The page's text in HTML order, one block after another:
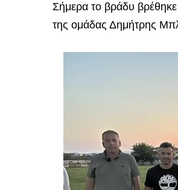
Σήμερα το βράδυ
της ομάδας Δημήτρης